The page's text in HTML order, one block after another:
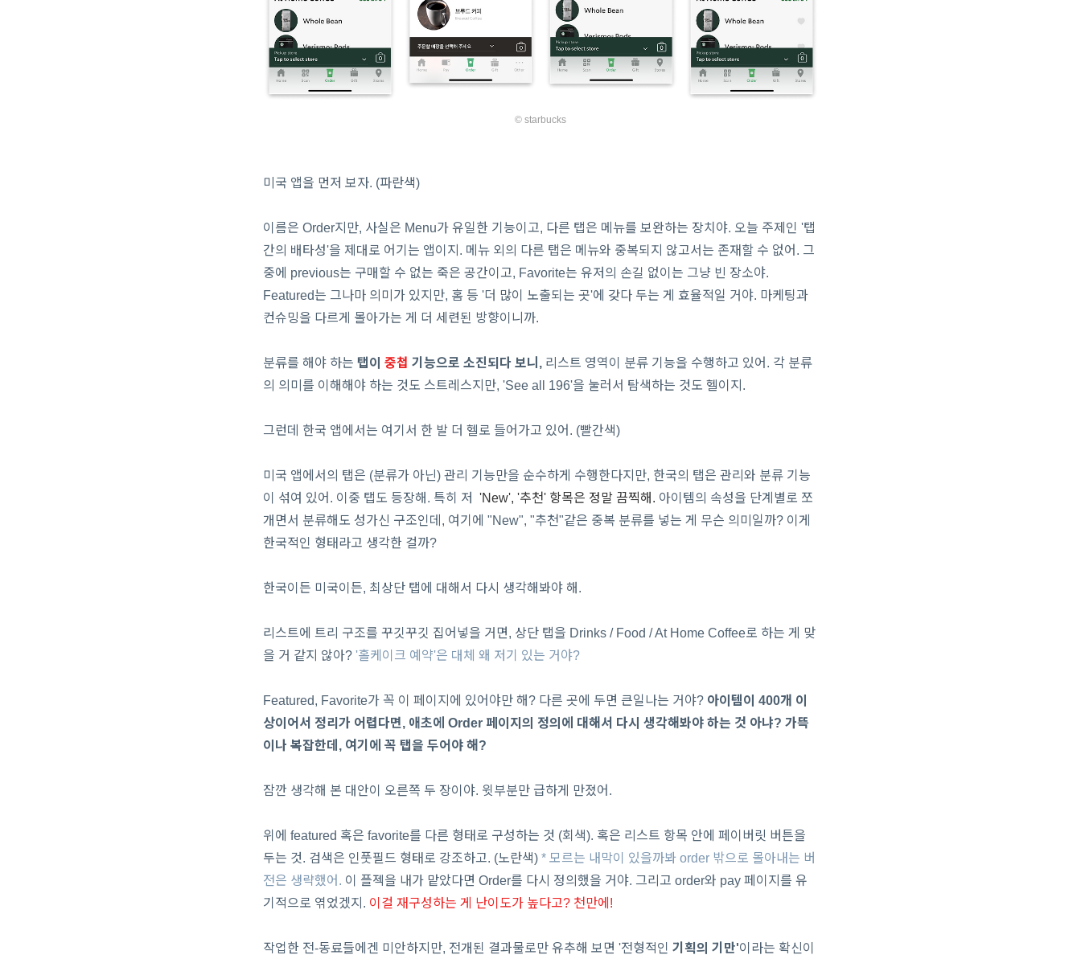
© starbucks
미국 앱을 먼저 보자. (파란색)
이름은 Order지만, 사실은 Menu가 유일한 기능이고, 다른 탭은 메뉴를 보완하는 장치야. 오늘 주제인 '탭
간의 배타성'을 제대로 어기는 앱이지. 메뉴 외의 다른 탭은 메뉴와 중복되지 않고서는 존재할 수 없어. 그
중에 previous는 구매할 수 없는 죽은 공간이고, Favorite는 유저의 손길 없이는 그냥 빈 장소야.
Featured는 그나마 의미가 있지만, 홈 등 '더 많이 노출되는 곳'에 갖다 두는 게 효율적일 거야. 마케팅과
컨슈밍을 다르게 몰아가는 게 더 세련된 방향이니까.
분류를 해야 하는 탭이 중첩 기능으로 소진되다 보니,리스트 영역이 분류 기능을 수행하고 있어. 각 분류
의 의미를 이해해야 하는 것도 스트레스지만, 'See all 196'을 눌러서 탐색하는 것도 헬이지.
그런데 한국 앱에서는 여기서 한 발 더 헬로 들어가고 있어. (빨간색)
미국 앱에서의 탭은 (분류가 아닌) 관리 기능만을 순수하게 수행한다지만, 한국의 탭은 관리와 분류 기능
이 섞여 있어. 이중 탭도 등장해. 특히 저
'New', '추천' 항목은 정말 끔찍해. 아이템의 속성을 단계별로 쪼
개면서 분류해도 성가신 구조인데, 여기에 "New", "추천"같은 중복 분류를 넣는 게 무슨 의미일까? 이게
한국적인 형태라고 생각한 걸까?
한국이든 미국이든, 최상단 탭에 대해서 다시 생각해봐야 해.
리스트에 트리 구조를 꾸깃꾸깃 집어넣을 거면, 상단 탭을 Drinks / Food / At Home Coffee로 하는 게 맞
을 거 같지 않아? '홀케이크 예약'은 대체 왜 저기 있는 거야?
Featured, Favorite가 꼭 이 페이지에 있어야만 해? 다른 곳에 두면 큰일나는 거야? 아이템이 400개 이
상이어서 정리가 어렵다면, 애초에 Order 페이지의 정의에 대해서 다시 생각해봐야 하는 것 아냐? 가뜩
이나 복잡한데, 여기에 꼭 탭을 두어야 해?
잠깐 생각해 본 대안이 오른쪽 두 장이야. 윗부분만 급하게 만졌어.
위에 featured 혹은 favorite를 다른 형태로 구성하는 것 (회색). 혹은 리스트 항목 안에 페이버릿 버튼을
두는 것. 검색은 인풋필드 형태로 강조하고. (노란색)* 모르는 내막이 있을까봐 order 밖으로 몰아내는 버
전은 생략했어. 이 플젝을 내가 맡았다면 Order를 다시 정의했을 거야. 그리고 order와 pay 페이지를 유
기적으로 엮었겠지. 이걸 재구성하는 게 난이도가 높다고? 천만에!
작업한 전-동료들에겐 미안하지만, 전개된 결과물로만 유추해 보면 '전형적인 기획의 기만'이라는 확신이